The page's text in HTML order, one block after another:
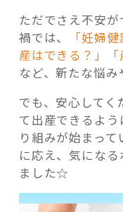
ただでさえ不安
禍では、
「妊婦
産はできる？」
など、新たな悩
でも、安心して
て出産できるよ
り組みが始まっ
に応え、気にな
ました☆